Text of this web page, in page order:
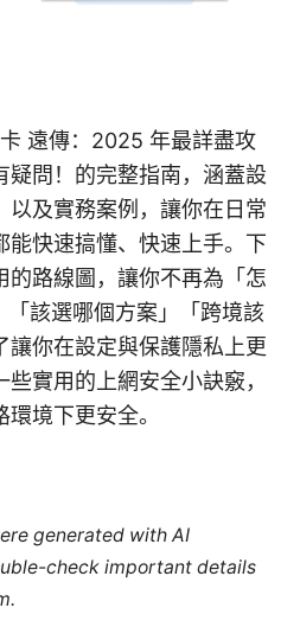
遠傳：2025 年最詳盡攻
疑問！的完整指南，涵蓋設
以及實務案例，讓你在日常
能快速搞懂、快速上手。下
的路線圖，讓你不再為「怎
該選哪個方案」「跨境該
讓你在設定與保護隱私上更
實用的上網安全小訣竅，
境下更安全。
generated with AI
check important details